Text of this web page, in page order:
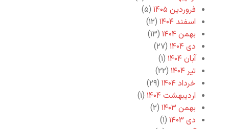
فروردین ۱۴۰۵
(۵)
اسفند ۱۴۰۴
(۱۲)
بهمن ۱۴۰۴
(۱۳)
دی ۱۴۰۴
(۲۷)
آبان ۱۴۰۴
(۱)
تیر ۱۴۰۴
(۲۲)
خرداد ۱۴۰۴
(۲۹)
اردیبهشت ۱۴۰۴
(۱)
بهمن ۱۴۰۳
(۲)
دی ۱۴۰۳
(۱)